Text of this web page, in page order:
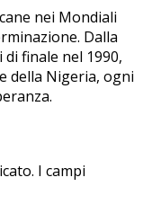
nei Mondiali
Dalla
finale nel 1990,
della Nigeria, ogni
I campi